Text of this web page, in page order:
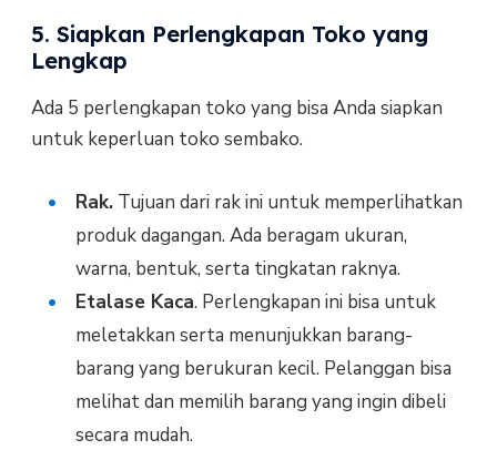
5. Siapkan Perlengkapan Toko yang
Lengkap
Ada 5 perlengkapan toko yang bisa Anda siapkan
untuk keperluan toko sembako.
Rak.Tujuan dari rak ini untuk memperlihatkan
produk dagangan. Ada beragam ukuran,
warna, bentuk, serta tingkatan raknya.
Etalase Kaca. Perlengkapan ini bisa untuk
meletakkan serta menunjukkan barang-
barang yang berukuran kecil. Pelanggan bisa
melihat dan memilih barang yang ingin dibeli
secara mudah.